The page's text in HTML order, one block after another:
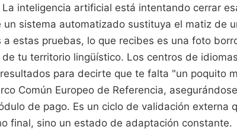
inteligencia artificial está intentando cerrar
un sistema automatizado sustituya el matiz de
a estas pruebas, lo que recibes es una foto
de tu territorio lingüístico. Los centros de
para decirte que te falta "un poquito
Común Europeo de Referencia,
de pago. Es un ciclo de validación externa
final, sino un estado de adaptación constante.